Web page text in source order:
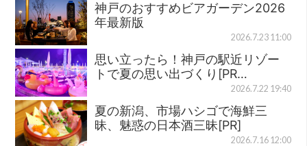
神戸のおすすめビアガーデン2026
年最新版
2026.7.23 11:00
思い立ったら！神戸の駅近リゾー
トで夏の思い出づくり[PR…
2026.7.22 19:40
夏の新潟、市場ハシゴで海鮮三
昧、魅惑の日本酒三昧[PR]
2026.7.16 12:00